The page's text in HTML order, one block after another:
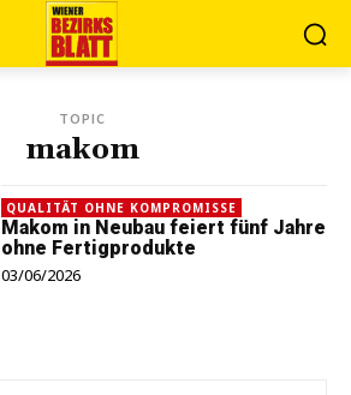
TOPIC
makom
QUALITÄT OHNE KOMPROMISSE
Makom in Neubau feiert fünf Jahre
ohne Fertigprodukte
03/06/2026